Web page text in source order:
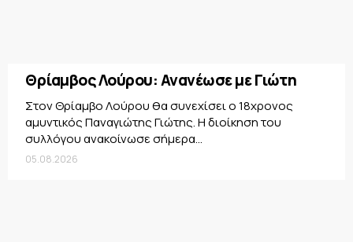
Θρίαμβος Λούρου: Ανανέωσε με Γιώτη
Στον Θρίαμβο Λούρου θα συνεχίσει ο 18χρονος
αμυντικός Παναγιώτης Γιώτης. Η διοίκηση του
συλλόγου ανακοίνωσε σήμερα...
05.08.2026